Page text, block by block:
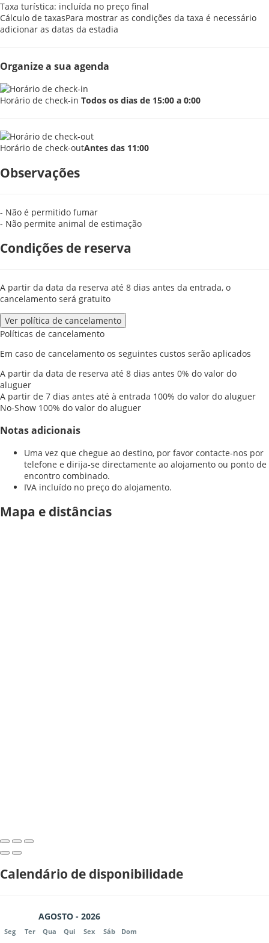
Taxa turística: incluída no preço final
Cálculo de taxasPara mostrar as condições da taxa é necessário
adicionar as datas da estadia
Organize a sua agenda
Horário de check-in Todos os dias de 15:00 a 0:00
Horário de check-outAntes das 11:00
Observações
- Não é permitido fumar
- Não permite animal de estimação
Condições de reserva
A partir da data da reserva até 8 dias antes da entrada, o
cancelamento será gratuito
Ver política de cancelamento
Políticas de cancelamento
Em caso de cancelamento os seguintes custos serão aplicados
A partir da data de reserva até 8 dias antes 0% do valor do
aluguer
A partir de 7 dias antes até à entrada 100% do valor do aluguer
No-Show 100% do valor do aluguer
Notas adicionais
Uma vez que chegue ao destino, por favor contacte-nos por
telefone e dirija-se directamente ao alojamento ou ponto de
encontro combinado.
IVA incluído no preço do alojamento.
Mapa e distâncias
Calendário de disponibilidade
AGOSTO - 2026
Seg Ter Qua Qui Sex Sáb Dom